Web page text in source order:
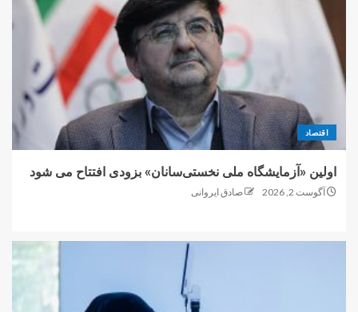
اقتصاد
اولین «آزمایشگاه ملی نخستی‌سانان» بزودی افتتاح می شود
آگوست 2, 2026 صادق ایروانی